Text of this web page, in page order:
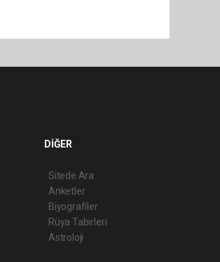
DİĞER
Sitede Ara
Anketler
Biyografiler
Rüya Tabirleri
Astroloji